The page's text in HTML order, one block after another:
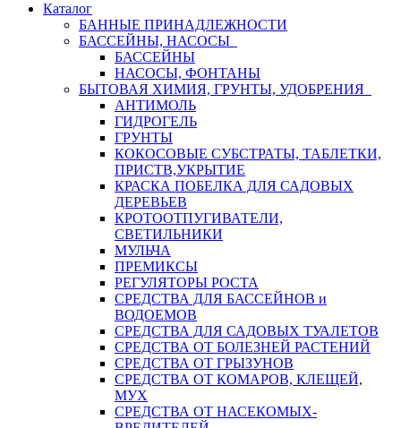
Каталог
БАННЫЕ ПРИНАДЛЕЖНОСТИ
БАССЕЙНЫ, НАСОСЫ
БАССЕЙНЫ
НАСОСЫ, ФОНТАНЫ
БЫТОВАЯ ХИМИЯ, ГРУНТЫ, УДОБРЕНИЯ
АНТИМОЛЬ
ГИДРОГЕЛЬ
ГРУНТЫ
КОКОСОВЫЕ СУБСТРАТЫ, ТАБЛЕТКИ,
ПРИСТВ,УКРЫТИЕ
КРАСКА ПОБЕЛКА ДЛЯ САДОВЫХ
ДЕРЕВЬЕВ
КРОТООТПУГИВАТЕЛИ,
СВЕТИЛЬНИКИ
МУЛЬЧА
ПРЕМИКСЫ
РЕГУЛЯТОРЫ РОСТА
СРЕДСТВА ДЛЯ БАССЕЙНОВ и
ВОДОЕМОВ
СРЕДСТВА ДЛЯ САДОВЫХ ТУАЛЕТОВ
СРЕДСТВА ОТ БОЛЕЗНЕЙ РАСТЕНИЙ
СРЕДСТВА ОТ ГРЫЗУНОВ
СРЕДСТВА ОТ КОМАРОВ, КЛЕЩЕЙ,
МУХ
СРЕДСТВА ОТ НАСЕКОМЫХ-